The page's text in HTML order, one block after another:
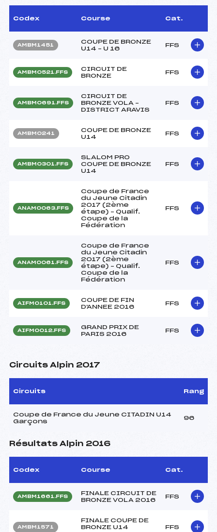
Codex Course Cat.
AMBM1451
COUPE DE BRONZE
U14 – U 16
FFS
AMBM0521.FFS
CIRCUIT DE
BRONZE
FFS
AMBM0691.FFS
CIRCUIT DE
BRONZE VOLA –
DISTRICT ARAVIS
FFS
AMBM0241
COUPE DE BRONZE
U14
FFS
AMBM0301.FFS
SLALOM PRO
COUPE DE BRONZE
U14
FFS
ANAM0063.FFS
Coupe de France
du Jeune Citadin
2017 (2ème
étape) – Qualif.
Coupe de la
Fédération
FFS
ANAM0061.FFS
Coupe de France
du Jeune Citadin
2017 (2ème
étape) – Qualif.
Coupe de la
Fédération
FFS
AIFM0101.FFS
COUPE DE FIN
D'ANNEE 2016
FFS
AIFM0012.FFS
GRAND PRIX DE
PARIS 2016
FFS
Circuits Alpin 2017
Circuits Rang
Coupe de France du Jeune CITADIN U14
Garçons
96
Résultats Alpin 2016
Codex Course Cat.
AMBM1661.FFS
FINALE CIRCUIT DE
BRONZE VOLA 2016
FFS
AMBM1571
FINALE COUPE DE
BRONZE U14
FFS